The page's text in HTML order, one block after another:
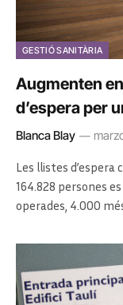
GESTIÓ SANITÀRIA
Augmenten
d’espera per
Blanca Blay
Les llistes
164.828 persones
operades, 4.000 més